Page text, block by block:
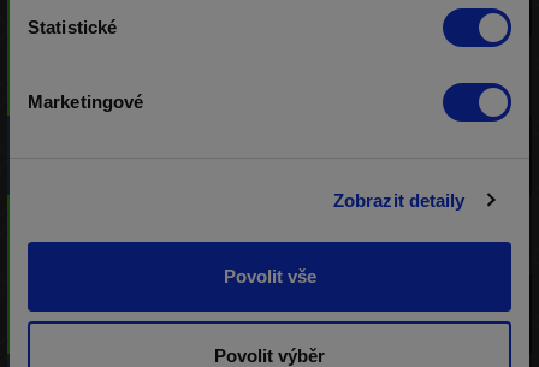
Statistické
Marketingové
Zobrazit detaily
Povolit vše
Povolit výběr
Út 11.08. 13:00 40 Kč
Út 11.08. 14:00 40 Kč